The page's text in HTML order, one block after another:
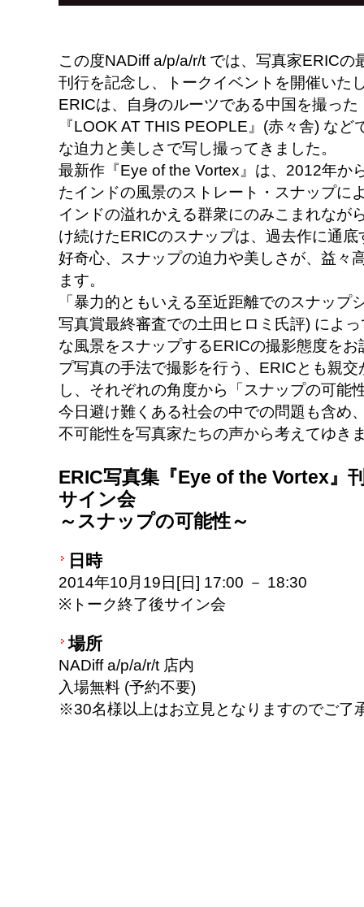
この度NADiff a/p/a/r/t では、写真家ERIC
刊行を記念し、トークイベントを開催いた
ERICは、自身のルーツである中国を撮っ
『LOOK AT THIS PEOPLE』(赤々舎) な
な迫力と美しさで写し撮ってきました。
最新作『Eye of the Vortex』は、2012年か
たインドの風景のストレート・スナップに
インドの溢れかえる群衆にのみこまれなが
け続けたERICのスナップは、過去作に通
好奇心、スナップの迫力や美しさが、益々
ます。
「暴力的ともいえる至近距離でのスナッ
写真賞最終審査での土田ヒロミ氏評) によ
な風景をスナップするERICの撮影態度を
プ写真の手法で撮影を行う、ERICとも親
し、それぞれの角度から「スナップの可能
今日避け難くある社会の中での問題も含め
不可能性を写真家たちの声から考えてゆき
ERIC写真集『Eye of the Vortex』
サイン会
～スナップの可能性～
日時
2014年10月19日[日] 17:00 － 18:30
※トーク終了後サイン会
場所
NADiff a/p/a/r/t 店内
入場無料 (予約不要)
※30名様以上はお立見となりますのでご了